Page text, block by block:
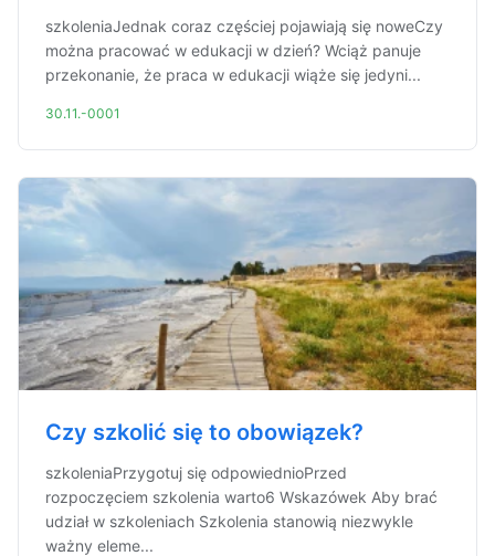
szkoleniaJednak coraz częściej pojawiają się noweCzy
można pracować w edukacji w dzień? Wciąż panuje
przekonanie, że praca w edukacji wiąże się jedyni...
30.11.-0001
Czy szkolić się to obowiązek?
szkoleniaPrzygotuj się odpowiednioPrzed
rozpoczęciem szkolenia warto6 Wskazówek Aby brać
udział w szkoleniach Szkolenia stanowią niezwykle
ważny eleme...